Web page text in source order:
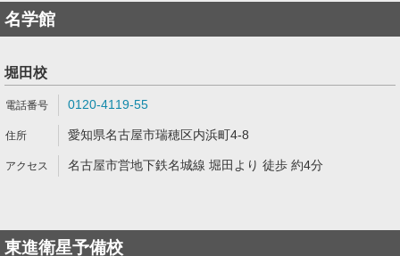
名学館
堀田校
0120-4119-55
愛知県名古屋市瑞穂区内浜町4-8
名古屋市営地下鉄名城線 堀田より 徒歩 約4分
東進衛星予備校